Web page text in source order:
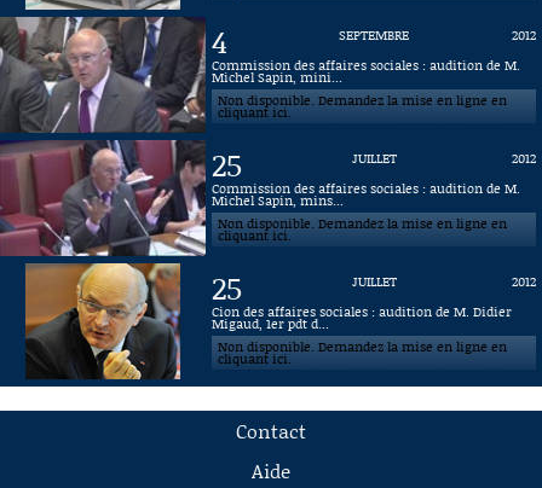
4 SEPTEMBRE
2012
Commission des affaires sociales : audition de M.
Michel Sapin, mini...
Non disponible. Demandez la mise en ligne en
cliquant ici.
25 JUILLET
2012
Commission des affaires sociales : audition de M.
Michel Sapin, mins...
Non disponible. Demandez la mise en ligne en
cliquant ici.
25 JUILLET
2012
Cion des affaires sociales : audition de M. Didier
Migaud, 1er pdt d...
Non disponible. Demandez la mise en ligne en
cliquant ici.
Contact
Aide